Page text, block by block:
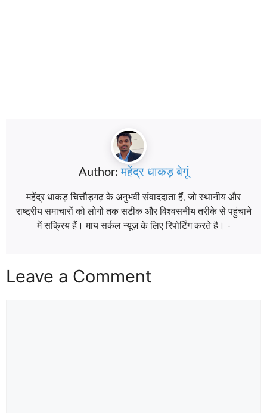
Author:महेंद्र धाकड़ बेगूं
महेंद्र धाकड़ चित्तौड़गढ़ के अनुभवी संवाददाता हैं, जो स्थानीय और
राष्ट्रीय समाचारों को लोगों तक सटीक और विश्वसनीय तरीके से पहुंचाने
में सक्रिय हैं। माय सर्कल न्यूज़ के लिए रिपोर्टिंग करते है। -
Leave a Comment